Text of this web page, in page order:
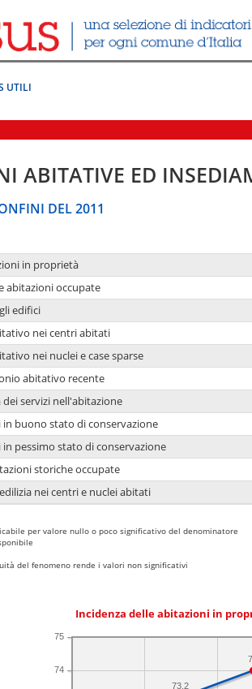
UTILI
ABITATIVE ED
DEL 2011
in proprietà
abitazioni occupate
edifici
nei centri abitati
nei nuclei e case sparse
abitativo recente
servizi nell'abitazione
in buono stato di conservazione
in pessimo stato di conservazione
storiche occupate
nei centri e nuclei abitati
per valore nullo o poco significativo del denominatore
del fenomeno rende i valori non significativi
Incidenza delle abitazioni in
74
75
73.2